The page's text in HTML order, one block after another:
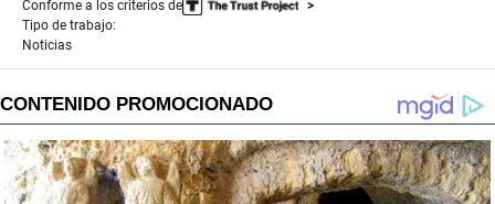
Conforme a los criterios de
Tipo de trabajo:
Noticias